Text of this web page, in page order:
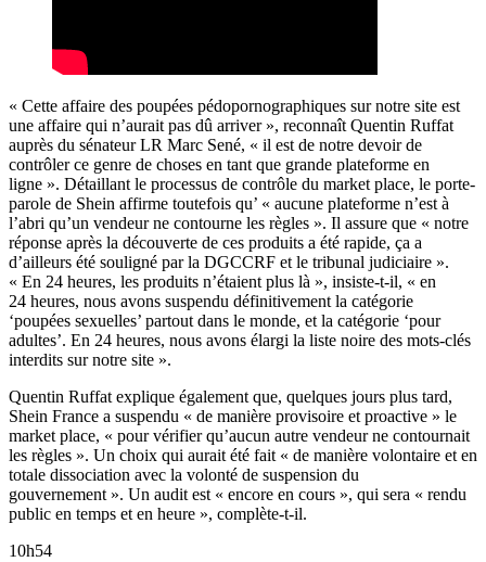
« Cette affaire des poupées pédopornographiques sur notre site est
une affaire qui n’aurait pas dû arriver », reconnaît Quentin Ruffat
auprès du sénateur LR Marc Sené, « il est de notre devoir de
contrôler ce genre de choses en tant que grande plateforme en
ligne ». Détaillant le processus de contrôle du market place, le porte-
parole de Shein affirme toutefois qu’ « aucune plateforme n’est à
l’abri qu’un vendeur ne contourne les règles ». Il assure que « notre
réponse après la découverte de ces produits a été rapide, ça a
d’ailleurs été souligné par la DGCCRF et le tribunal judiciaire ».
« En 24 heures, les produits n’étaient plus là », insiste-t-il, « en
24 heures, nous avons suspendu définitivement la catégorie
‘poupées sexuelles’ partout dans le monde, et la catégorie ‘pour
adultes’. En 24 heures, nous avons élargi la liste noire des mots-clés
interdits sur notre site ».
Quentin Ruffat explique également que, quelques jours plus tard,
Shein France a suspendu « de manière provisoire et proactive » le
market place, « pour vérifier qu’aucun autre vendeur ne contournait
les règles ». Un choix qui aurait été fait « de manière volontaire et en
totale dissociation avec la volonté de suspension du
gouvernement ». Un audit est « encore en cours », qui sera « rendu
public en temps et en heure », complète-t-il.
10h54